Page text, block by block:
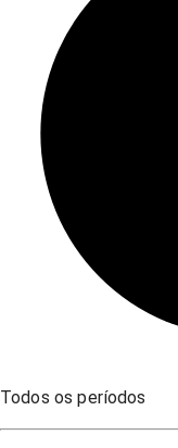
Todos os períodos